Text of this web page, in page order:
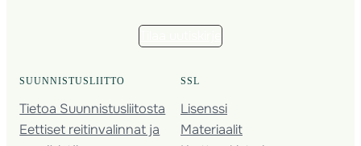
SUUNNISTUSLIITTO
Tietoa Suunnistusliitosta
Eettiset reitinvalinnat ja
SSL
Lisenssi
Materiaalit